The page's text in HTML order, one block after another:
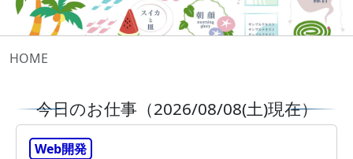
HOME
今日のお仕事（2026/08/08(土)現在）
Web開発